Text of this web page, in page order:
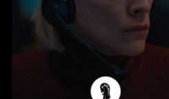
Trailer